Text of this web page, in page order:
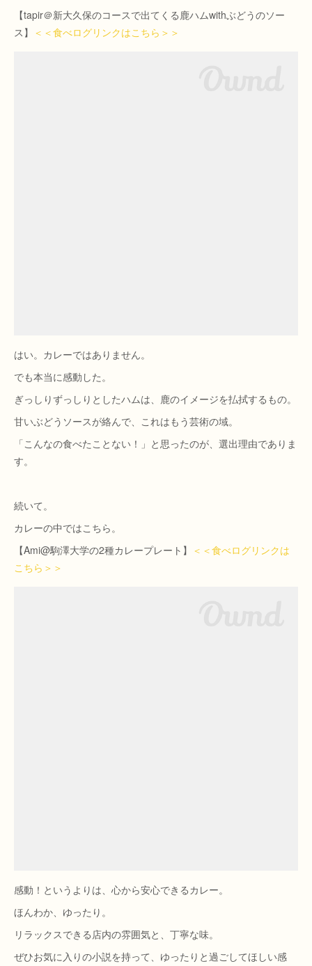
【tapir＠新大久保のコースで出てくる鹿ハムwithぶどうのソー
ス】 ＜＜食べログリンクはこちら＞＞
はい。カレーではありません。
でも本当に感動した。
ぎっしりずっしりとしたハムは、鹿のイメージを払拭するもの。
甘いぶどうソースが絡んで、これはもう芸術の域。
「こんなの食べたことない！」と思ったのが、選出理由でありま
す。
続いて。
カレーの中ではこちら。
【Ami@駒澤大学の2種カレープレート】 ＜＜食べログリンクは
こちら＞＞
感動！というよりは、心から安心できるカレー。
ほんわか、ゆったり。
リラックスできる店内の雰囲気と、丁寧な味。
ぜひお気に入りの小説を持って、ゆったりと過ごしてほしい感